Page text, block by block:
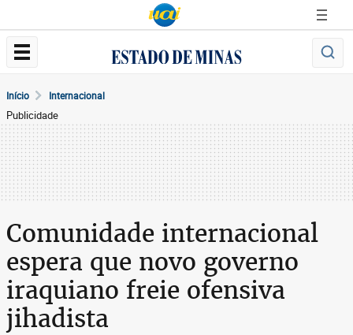
Início Internacional
Publicidade
Comunidade internacional
espera que novo governo
iraquiano freie ofensiva
jihadista